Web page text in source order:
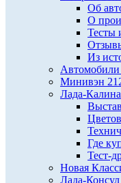
Об
О
Тесты
Из
Минивэн
Лада-Калина
Где
Тест-
Новая
Лада-